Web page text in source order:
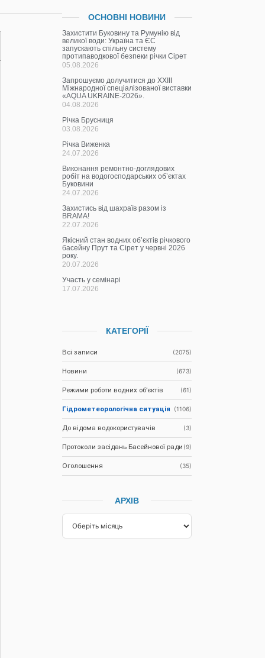
ОСНОВНІ НОВИНИ
Захистити Буковину та Румунію від
великої води: Україна та ЄС
запускають спільну систему
протипаводкової безпеки річки Сірет
05.08.2026
Запрошуємо долучитися до ХХІІІ
Міжнародної спеціалізованої виставки
«AQUA UKRAINE-2026».
04.08.2026
Річка Брусниця
03.08.2026
Річка Виженка
24.07.2026
Виконання ремонтно-доглядових
робіт на водогосподарських об’єктах
Буковини
24.07.2026
Захистись від шахраїв разом із
BRAMA!
22.07.2026
Якісний стан водних об’єктів річкового
басейну Прут та Сірет у червні 2026
року.
20.07.2026
Участь у семінарі
17.07.2026
КАТЕГОРІЇ
Всі записи (2075)
Новини (673)
Режими роботи водних об’єктів (61)
Гідрометеорологічна ситуація (1106)
До відома водокористувачів (3)
Протоколи засідань Басейнової ради (9)
Оголошення (35)
АРХІВ